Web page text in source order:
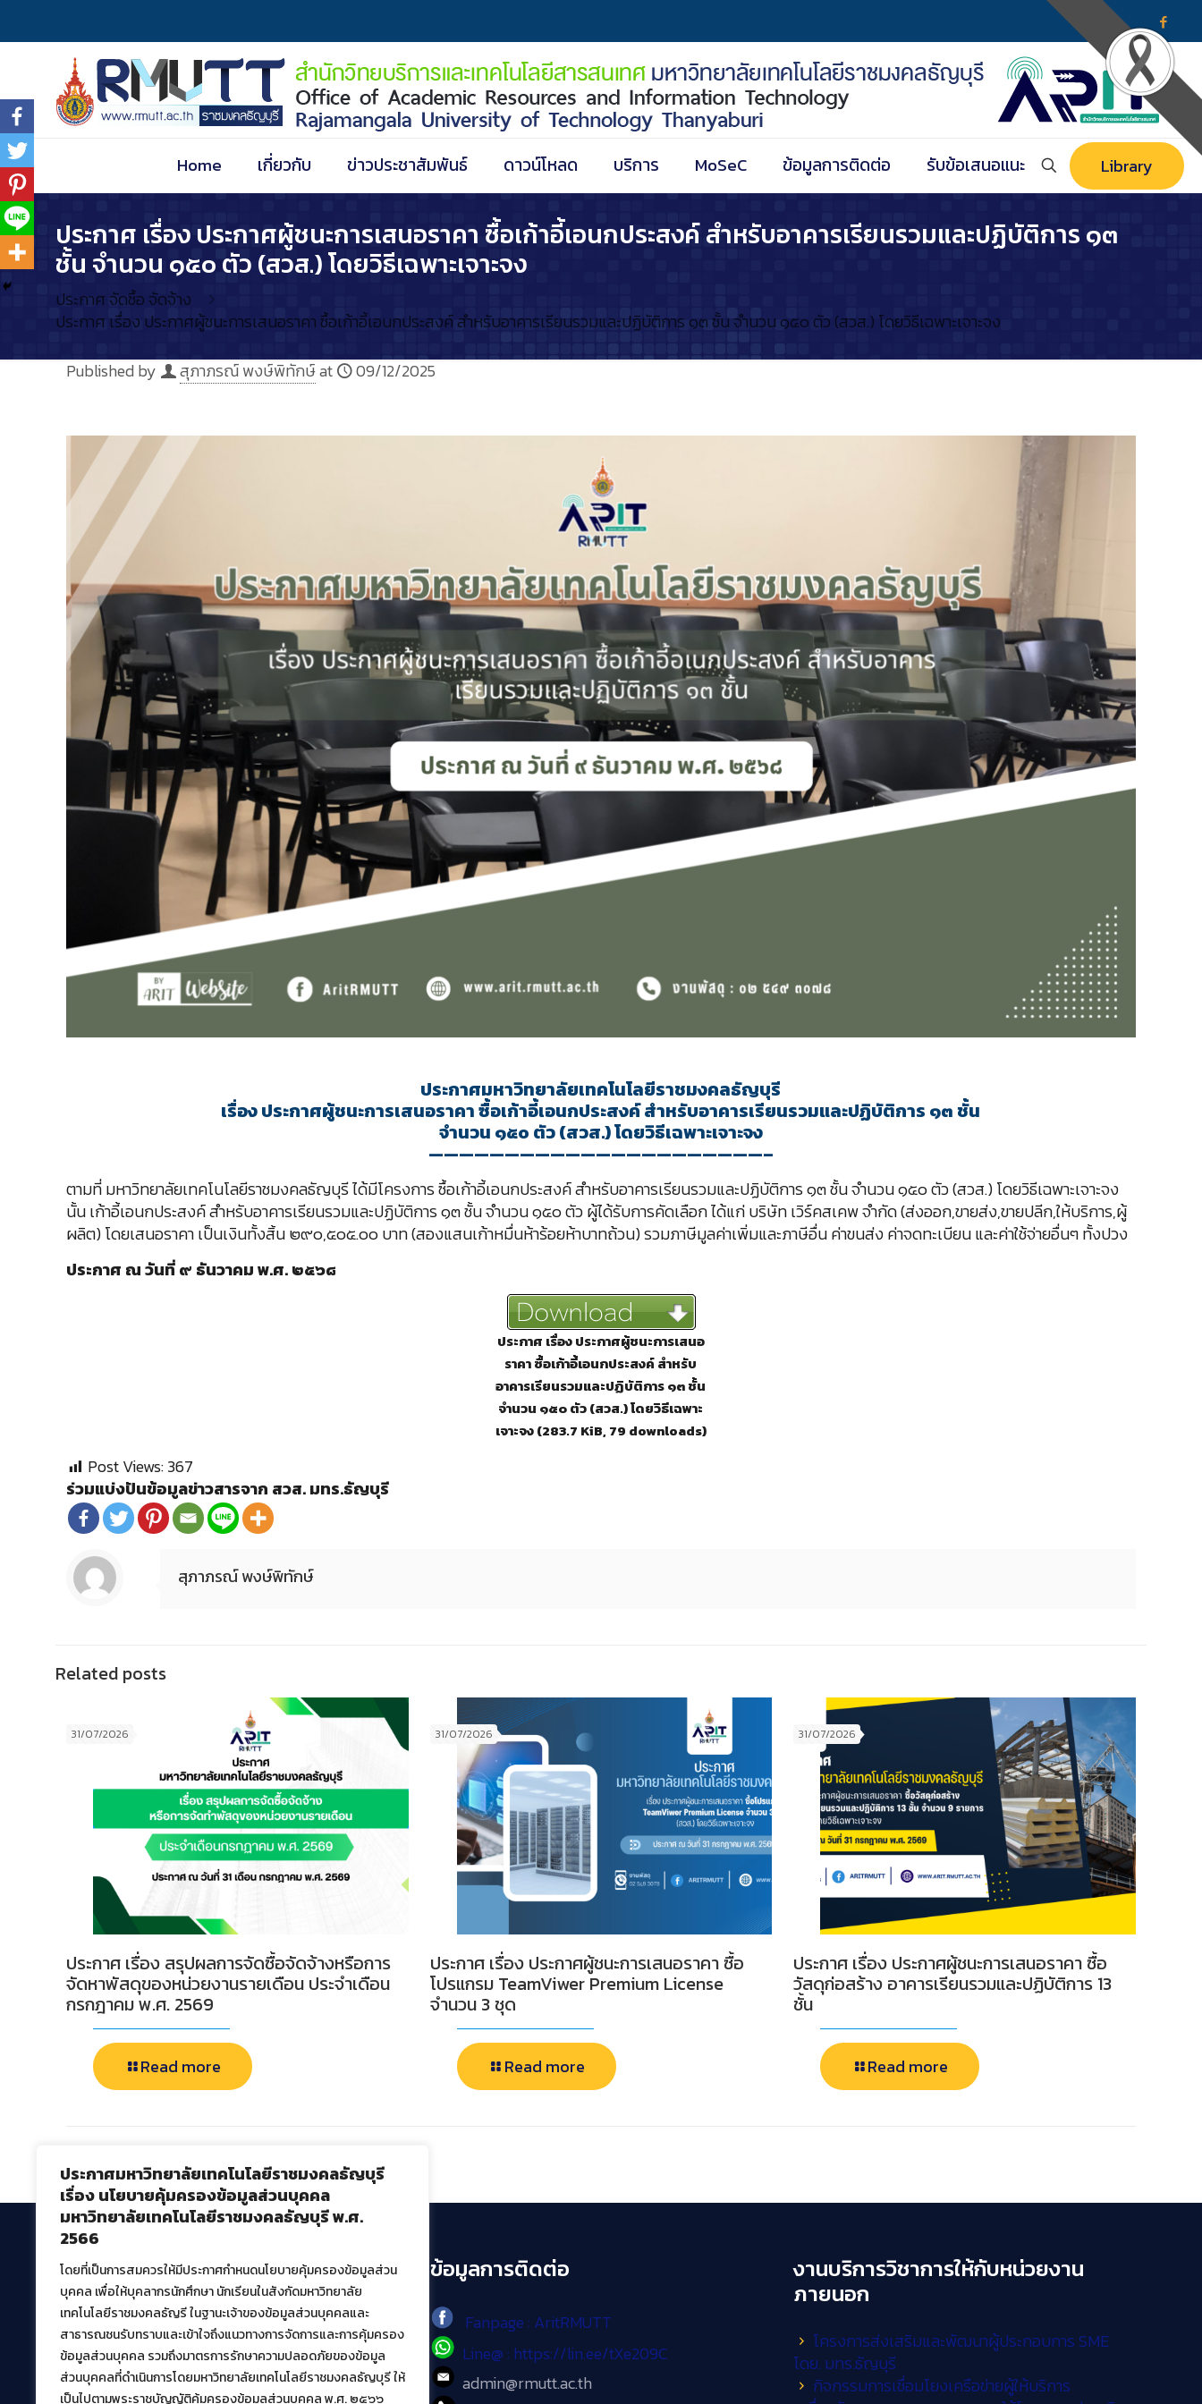
ประกาศมหาวิทยาลัยเทคโนโลยีราชมงคลธัญบุรี
เรื่อง นโยบายคุ้มครองข้อมูลส่วนบุคคล
มหาวิทยาลัยเทคโนโลยีราชมงคลธัญบุรี พ.ศ.
2566
โดยที่เป็นการสมควรให้มีประกาศกำหนดนโยบายคุ้มครองข้อมูลส่วน
บุคคล เพื่อให้บุคลากรนักศึกษา นักเรียนในสังกัดมหาวิทยาลัย
เทคโนโลยีราชมงคลธัญรี ในฐานะเจ้าของข้อมูลส่วนบุคคลและ
สาธารณชนรับทราบและเข้าใจถึงแนวทางการจัดการและการคุ้มครอง
ข้อมูลส่วนบุคคล รวมถึงมาตรการรักษาความปลอดภัยของข้อมูล
ส่วนบุคคลที่ดำเนินการโดยมหาวิทยาลัยเทคโนโลยีราชมงคลธัญบุรี ให้
เป็นไปตามพระราชบัญญัติคุ้มครองข้อมูลส่วนบุคคล พ.ศ. ๒๕๖๖
Home เกี่ยวกับ ข่าวประชาสัมพันธ์ ดาวน์โหลด บริการ MoSeC ข้อมูลการติดต่อ รับข้อเสนอแนะ Library
ประกาศ เรื่อง ประกาศผู้ชนะการเสนอราคา ซื้อเก้าอี้เอนกประสงค์ สำหรับอาคารเรียนรวมและปฏิบัติการ ๑๓
ชั้น จำนวน ๑๕๐ ตัว (สวส.) โดยวิธีเฉพาะเจาะจง
ประกาศ จัดซื้อ จัดจ้าง
ประกาศ เรื่อง ประกาศผู้ชนะการเสนอราคา ซื้อเก้าอี้เอนกประสงค์ สำหรับอาคารเรียนรวมและปฏิบัติการ ๑๓ ชั้น จำนวน ๑๕๐ ตัว (สวส.) โดยวิธีเฉพาะเจาะจง
Published by สุภาภรณ์ พงษ์พิทักษ์at 09/12/2025
ประกาศมหาวิทยาลัยเทคโนโลยีราชมงคลธัญบุรี
เรื่อง ประกาศผู้ชนะการเสนอราคา ซื้อเก้าอี้เอนกประสงค์ สำหรับอาคารเรียนรวมและปฏิบัติการ ๑๓ ชั้น
จำนวน ๑๕๐ ตัว (สวส.) โดยวิธีเฉพาะเจาะจง
——————————————————————–
ตามที่ มหาวิทยาลัยเทคโนโลยีราชมงคลธัญบุรี ได้มีโครงการ ซื้อเก้าอี้เอนกประสงค์ สำหรับอาคารเรียนรวมและปฏิบัติการ ๑๓ ชั้น จำนวน ๑๕๐ ตัว (สวส.) โดยวิธีเฉพาะเจาะจง
นั้น เก้าอี้เอนกประสงค์ สำหรับอาคารเรียนรวมและปฏิบัติการ ๑๓ ชั้น จำนวน ๑๕๐ ตัว ผู้ได้รับการคัดเลือก ได้แก่ บริษัท เวิร์คสเคพ จำกัด (ส่งออก,ขายส่ง,ขายปลีก,ให้บริการ,ผู้
ผลิต) โดยเสนอราคา เป็นเงินทั้งสิ้น ๒๙๐,๕๐๕.๐๐ บาท (สองแสนเก้าหมื่นห้าร้อยห้าบาทถ้วน) รวมภาษีมูลค่าเพิ่มและภาษีอื่น ค่าขนส่ง ค่าจดทะเบียน และค่าใช้จ่ายอื่นๆ ทั้งปวง
ประกาศ ณ วันที่ ๙ ธันวาคม พ.ศ. ๒๕๖๘
ประกาศ เรื่อง ประกาศผู้ชนะการเสนอ
ราคา ซื้อเก้าอี้เอนกประสงค์ สำหรับ
อาคารเรียนรวมและปฏิบัติการ ๑๓ ชั้น
จำนวน ๑๕๐ ตัว (สวส.) โดยวิธีเฉพาะ
เจาะจง (283.7 KiB, 79 downloads)
Post Views:367
ร่วมแบ่งปันข้อมูลข่าวสารจาก สวส. มทร.ธัญบุรี
สุภาภรณ์ พงษ์พิทักษ์
Related posts
31/07/2026
ประกาศ เรื่อง สรุปผลการจัดซื้อจัดจ้างหรือการ
จัดหาพัสดุของหน่วยงานรายเดือน ประจำเดือน
กรกฎาคม พ.ศ. 2569
Read more
31/07/2026
ประกาศ เรื่อง ประกาศผู้ชนะการเสนอราคา ซื้อ
โปรแกรม TeamViwer Premium License
จำนวน 3 ชุด
Read more
31/07/2026
ประกาศ เรื่อง ประกาศผู้ชนะการเสนอราคา ซื้อ
วัสดุก่อสร้าง อาคารเรียนรวมและปฏิบัติการ 13
ชั้น
Read more
สำนักวิทยบริการและเทคโนโลยีสารสนเทศ
มหาวิทยาลัยเทคโนโลยีราชมงคลธัญบุรี
39 หมู่ที่ 1 ตำบลคลองหก อำเภอคลองหลวง จังหวัด
ปทุมธานี 12120
เผยแพร่ข้อมูลโดย.บุคลากร สวส.
ข้อมูลการติดต่อ
Fanpage : AritRMUTT
Line@ : https://lin.ee/tXe209C
admin@rmutt.ac.th
งานบริการวิชาการให้กับหน่วยงาน
ภายนอก
โครงการส่งเสริมและพัฒนาผู้ประกอบการ SME
โดย. มทร.ธัญบุรี
กิจกรรมการเชื่อมโยงเครือข่ายผู้ให้บริการ